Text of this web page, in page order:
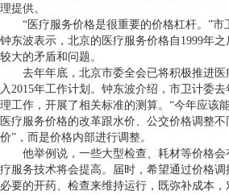
理提供。
“医疗服务价格是很重要的价格杠杆。”
钟东波表示，北京的医疗服务价格自 1999年之
较大的矛盾和问题。
去年年底，北京市委全会已将积极推进
入2015年工作计划。钟东波介绍，市卫计委
理工作，开展了相关标准的测算。“今年应该
医疗服务价格的改革跟水价、公交价格调整
价”，而是价格内部进行调整。
他举例说，一些大型检查、耗材等价格
疗服务技术将会提高。届时，希望通过价格
必要的开药、检查来维持运行，既弥补成本